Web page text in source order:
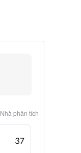
Nhà phân tích
37